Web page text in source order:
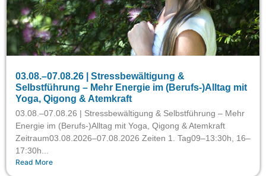
03.08.–07.08.26 | Stressbewältigung &
Selbstführung – Mehr Energie im (Berufs-)Alltag mit
Yoga, Qigong & Atemkraft
03.08.–07.08.26 | Stressbewältigung & Selbstführung – Mehr
Energie im (Berufs-)Alltag mit Yoga, Qigong & Atemkraft
Zeitraum03.08.2026–07.08.2026 Zeiten 1. Tag09–13:30h, 16–
17:30h...
Read More